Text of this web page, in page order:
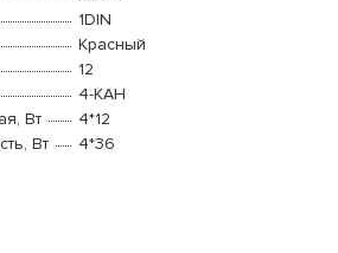
1DIN
Красный
12
4-КАН
Вт
4*12
Вт
4*36